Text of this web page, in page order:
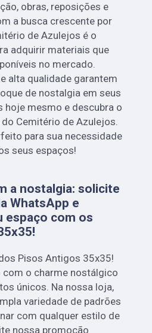
obras, reposições e
a busca crescente por
de Azulejos é o
adquirir materiais que
no mercado.
alta qualidade garantem
de nostalgia em seus
hoje mesmo e descubra o
Cemitério de Azulejos.
para sua necessidade
seus espaços!
a nostalgia: solicite
WhatsApp e
espaço com os
Pisos Antigos 35x35!
com o charme nostálgico
únicos. Na nossa loja,
variedade de padrões
com qualquer estilo de
nossa promoção